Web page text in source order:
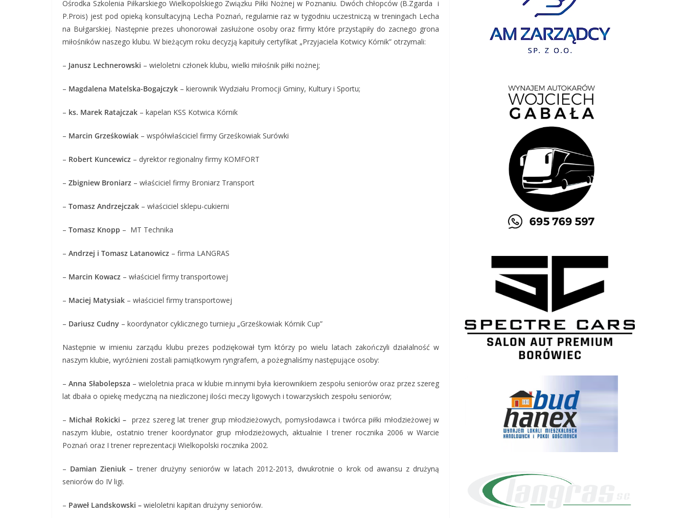
Ośrodka Szkolenia Piłkarskiego Wielkopolskiego Związku Piłki Nożnej w Poznaniu. Dwóch chłopców (B.Zgarda i
P.Prois) jest pod opieką konsultacyjną Lecha Poznań, regularnie raz w tygodniu uczestniczą w treningach Lecha
na Bułgarskiej. Następnie prezes uhonorował zasłużone osoby oraz firmy które przystąpiły do zacnego grona
miłośników naszego klubu. W bieżącym roku decyzją kapituły certyfikat „Przyjaciela Kotwicy Kórnik” otrzymali:
– Janusz Lechnerowski – wieloletni członek klubu, wielki miłośnik piłki nożnej;
– Magdalena Matelska-Bogajczyk – kierownik Wydziału Promocji Gminy, Kultury i Sportu;
– ks. Marek Ratajczak – kapelan KSS Kotwica Kórnik
– Marcin Grześkowiak – współwłaściciel firmy Grześkowiak Surówki
– Robert Kuncewicz – dyrektor regionalny firmy KOMFORT
– Zbigniew Broniarz – właściciel firmy Broniarz Transport
– Tomasz Andrzejczak – właściciel sklepu-cukierni
– Tomasz Knopp – MT Technika
– Andrzej i Tomasz Latanowicz – firma LANGRAS
– Marcin Kowacz – właściciel firmy transportowej
– Maciej Matysiak – właściciel firmy transportowej
– Dariusz Cudny – koordynator cyklicznego turnieju „Grześkowiak Kórnik Cup”
Następnie w imieniu zarządu klubu prezes podziękował tym którzy po wielu latach zakończyli działalność w
naszym klubie, wyróżnieni zostali pamiątkowym ryngrafem, a pożegnaliśmy następujące osoby:
–Anna Słabolepsza – wieloletnia praca w klubie m.innymi była kierownikiem zespołu seniorów oraz przez szereg
lat dbała o opiekę medyczną na niezliczonej ilości meczy ligowych i towarzyskich zespołu seniorów;
– Michał Rokicki – przez szereg lat trener grup młodzieżowych, pomysłodawca i twórca piłki młodzieżowej w
naszym klubie, ostatnio trener koordynator grup młodzieżowych, aktualnie I trener rocznika 2006 w Warcie
Poznań oraz I trener reprezentacji Wielkopolski rocznika 2002.
– Damian Zieniuk –trener drużyny seniorów w latach 2012-2013, dwukrotnie o krok od awansu z drużyną
seniorów do IV ligi.
– Paweł Landskowski – wieloletni kapitan drużyny seniorów.